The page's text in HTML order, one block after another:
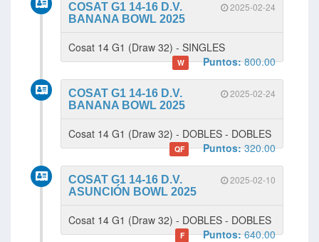
2025-02-24
COSAT G1 14-16 D.V.
BANANA BOWL 2025
Cosat 14 G1 (Draw 32) - SINGLES
W Puntos:800.00
2025-02-24
COSAT G1 14-16 D.V.
BANANA BOWL 2025
Cosat 14 G1 (Draw 32) - DOBLES - DOBLES
QF Puntos:320.00
2025-02-10
COSAT G1 14-16 D.V.
ASUNCIÓN BOWL 2025
Cosat 14 G1 (Draw 32) - DOBLES - DOBLES
F Puntos:640.00